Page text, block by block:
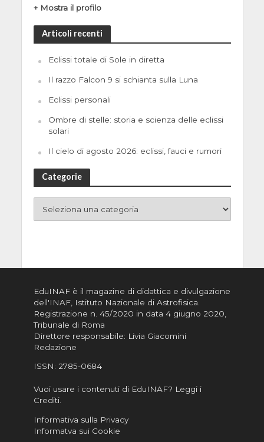
+ Mostra il profilo
Articoli recenti
Eclissi totale di Sole in diretta
Il razzo Falcon 9 si schianta sulla Luna
Eclissi personali
Ombre di stelle: storia e scienza delle eclissi
solari
Il cielo di agosto 2026: eclissi, fauci e rumori
Categorie
EduINAF è il magazine di didattica e divulgazione
dell'INAF, Istituto Nazionale di Astrofisica
Registrazione n. 45/2020 in data 4 giugno 2020,
Tribunale di Roma
Direttore responsabile: Livia Giacomini
Redazione
ISSN: 2785-0684
Vuoi usare i contenuti di EduINAF? Leggi i
Crediti.
Informativa sulla Privacy
Informatva sui Cookie